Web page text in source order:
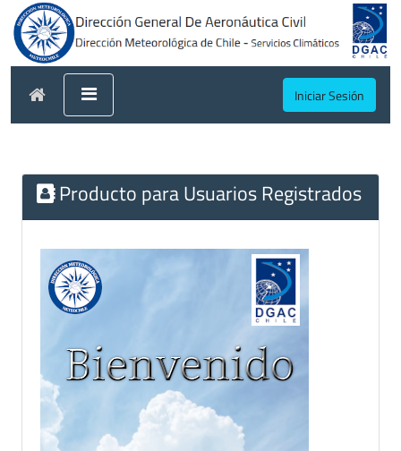
Iniciar Sesión
Producto para Usuarios Registrados